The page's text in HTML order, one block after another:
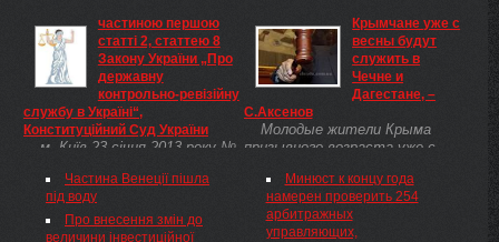
засідання ради суддів
адміністративних судів, де
зокрема, було розглянуто
питання про зарахування в
резерв суддів на заміщення ...
частиною першою
статті 2, статтею 8
Закону України „Про
державну
контрольно-ревізійну
службу в Україні“,
Конституційний Суд України
м. Київ 23 січня 2013 року №
Конституційний Суд України у
складі суддів: Головіна
Анатолія Сергійовича —
головуючого, Бауліна Юрія
Частина Венеції пішла
під воду
Про внесення змін до
величини інвестиційної
Belron International Limited в
связи с выходом на украинский
рынок услуг по ремонту и
замене автомобильных стекол
по франчайзинговому ...
Крымчане уже с
весны будут
служить в
Чечне и
Дагестане, –
С.Аксенов
Молодые жители Крыма
призывного возраста уже с
российской армии. Об этом
сообщил самопровозглашенный
глава правительства Крыма
Сергей Аксенов, передает
Минюст к концу года
намерен проверить 254
арбитражных
управляющих,